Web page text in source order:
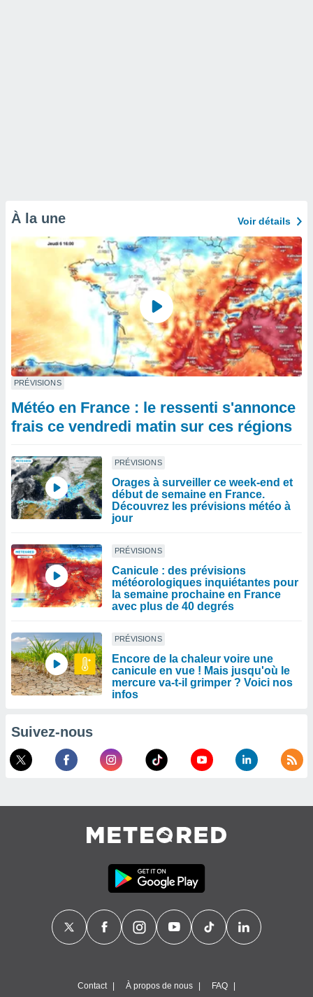
À la une Voir détails
PRÉVISIONS
Météo en France : le ressenti s'annonce
frais ce vendredi matin sur ces régions
PRÉVISIONS
Orages à surveiller ce week-end et
début de semaine en France.
Découvrez les prévisions météo à
jour
PRÉVISIONS
Canicule : des prévisions
météorologiques inquiétantes pour
la semaine prochaine en France
avec plus de 40 degrés
PRÉVISIONS
Encore de la chaleur voire une
canicule en vue ! Mais jusqu'où le
mercure va-t-il grimper ? Voici nos
infos
Suivez-nous
Contact À propos de nous FAQ